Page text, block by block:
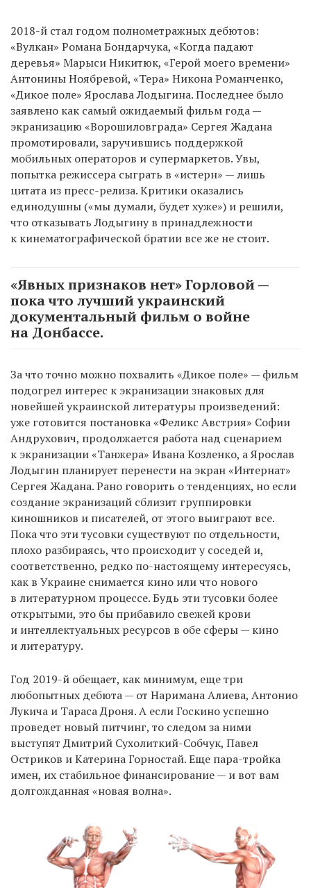
2018-й стал годом полнометражных дебютов:
«Вулкан» Романа Бондарчука, «Когда падают
деревья» Марыси Никитюк, «Герой моего времени»
Антонины Ноябревой, «Тера» Никона Романченко,
«Дикое поле» Ярослава Лодыгина. Последнее было
заявлено как самый ожидаемый фильм года —
экранизацию «Ворошиловграда» Сергея Жадана
промотировали, заручившись поддержкой
мобильных операторов и супермаркетов. Увы,
попытка режиссера сыграть в «истерн» — лишь
цитата из пресс-релиза. Критики оказались
единодушны («мы думали, будет хуже») и решили,
что отказывать Лодыгину в принадлежности
к кинематографической братии все же не стоит.
«Явных признаков нет» Горловой —
пока что лучший украинский
документальный фильм о войне
на Донбассе.
За что точно можно похвалить «Дикое поле» — фильм
подогрел интерес к экранизации знаковых для
новейшей украинской литературы произведений:
уже готовится постановка «Феликс Австрия» Софии
Андрухович, продолжается работа над сценарием
к экранизации «Танжера» Ивана Козленко, а Ярослав
Лодыгин планирует перенести на экран «Интернат»
Сергея Жадана. Рано говорить о тенденциях, но если
создание экранизаций сблизит группировки
киношников и писателей, от этого выиграют все.
Пока что эти тусовки существуют по отдельности,
плохо разбираясь, что происходит у соседей и,
соответственно, редко по-настоящему интересуясь,
как в Украине снимается кино или что нового
в литературном процессе. Будь эти тусовки более
открытыми, это бы прибавило свежей крови
и интеллектуальных ресурсов в обе сферы — кино
и литературу.
Год 2019-й обещает, как минимум, еще три
любопытных дебюта — от Наримана Алиева, Антонио
Лукича и Тараса Дроня. А если Госкино успешно
проведет новый питчинг, то следом за ними
выступят Дмитрий Сухолиткий-Собчук, Павел
Остриков и Катерина Горностай. Еще пара-тройка
имен, их стабильное финансирование — и вот вам
долгожданная «новая волна».